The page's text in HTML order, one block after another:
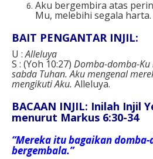
Aku bergembira atas
Mu, melebihi segala harta.
BAIT PENGANTAR INJIL:
U :Alleluya
S : (Yoh 10:27) Domba-domba-Ku
sabda Tuhan. Aku mengenal
mengikuti Aku. Alleluya.
BACAAN INJIL: Inilah Injil
menurut Markus 6:30-34
“Mereka itu bagaikan
bergembala.”